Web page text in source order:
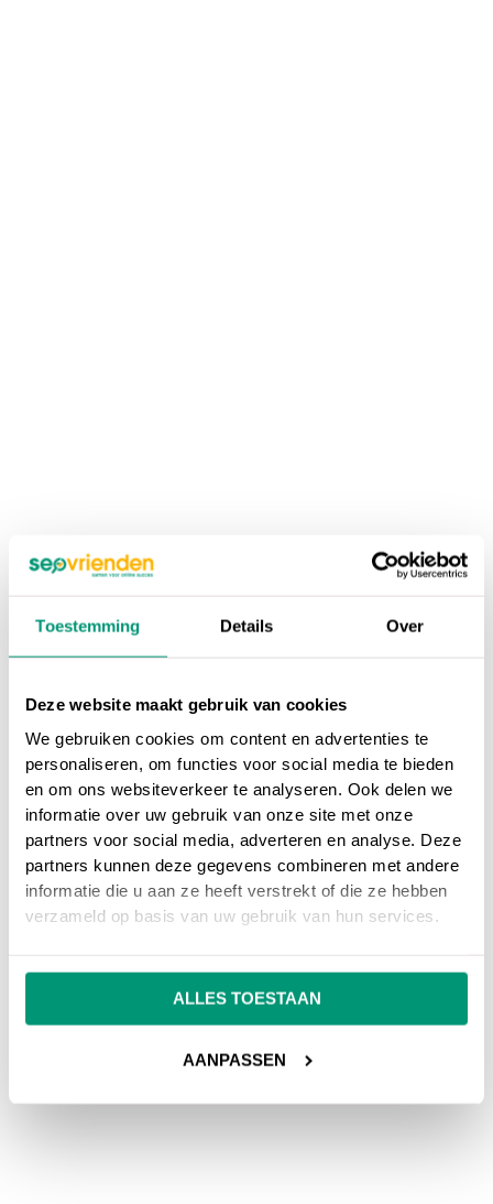
Toestemming Details Over
Deze website maakt gebruik van cookies
We gebruiken cookies om content en advertenties te
personaliseren, om functies voor social media te bieden
en om ons websiteverkeer te analyseren. Ook delen we
informatie over uw gebruik van onze site met onze
partners voor social media, adverteren en analyse. Deze
partners kunnen deze gegevens combineren met andere
informatie die u aan ze heeft verstrekt of die ze hebben
verzameld op basis van uw gebruik van hun services.
ALLES TOESTAAN
AANPASSEN